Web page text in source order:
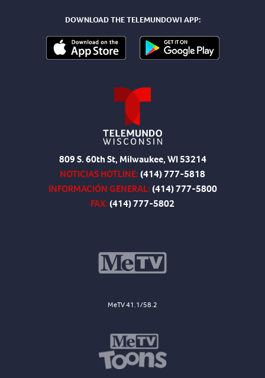
DOWNLOAD THE TELEMUNDOWI APP:
809 S. 60th St, Milwaukee, WI 53214
NOTICIAS HOTLINE:(414) 777-5818
INFORMACIÓN GENERAL:(414) 777-5800
FAX:(414) 777-5802
MeTV 41.1/58.2